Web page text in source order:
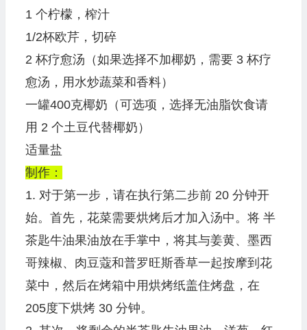
1 个柠檬，榨汁
1/2杯欧芹，切碎
2 杯疗愈汤（如果选择不加椰奶，需要 3 杯疗
愈汤，用水炒蔬菜和香料）
一罐400克椰奶（可选项，选择无油脂饮食请
用 2 个土豆代替椰奶）
适量盐
制作：
1. 对于第一步，请在执行第二步前 20 分钟开
始。首先，花菜需要烘烤后才加入汤中。将 半
茶匙牛油果油放在手掌中，将其与姜黄、墨西
哥辣椒、肉豆蔻和普罗旺斯香草一起按摩到花
菜中，然后在烤箱中用烘烤纸盖住烤盘，在
205度下烘烤 30 分钟。